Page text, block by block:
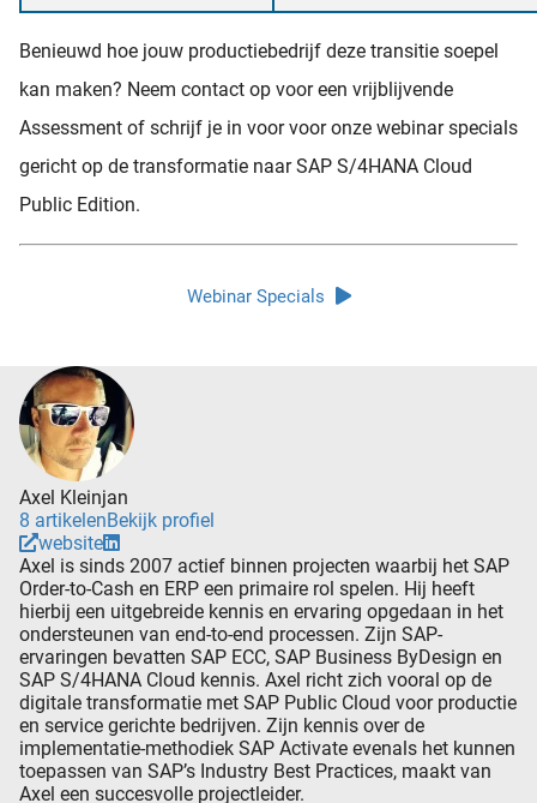
Benieuwd hoe jouw productiebedrijf deze transitie soepel
kan maken? Neem contact op voor een vrijblijvende
Assessment of schrijf je in voor voor onze webinar specials
gericht op de transformatie naar SAP S/4HANA Cloud
Public Edition.
Webinar Specials
Axel Kleinjan
8 artikelenBekijk profiel
website
Axel is sinds 2007 actief binnen projecten waarbij het SAP
Order-to-Cash en ERP een primaire rol spelen. Hij heeft
hierbij een uitgebreide kennis en ervaring opgedaan in het
ondersteunen van end-to-end processen. Zijn SAP-
ervaringen bevatten SAP ECC, SAP Business ByDesign en
SAP S/4HANA Cloud kennis. Axel richt zich vooral op de
digitale transformatie met SAP Public Cloud voor productie
en service gerichte bedrijven. Zijn kennis over de
implementatie-methodiek SAP Activate evenals het kunnen
toepassen van SAP’s Industry Best Practices, maakt van
Axel een succesvolle projectleider.